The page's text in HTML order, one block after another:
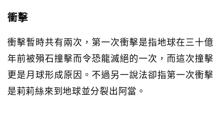
衝擊
衝擊暫時共有兩次，第一次衝擊是指地球在三十億
年前被殞石撞擊而令恐龍滅絕的一次，而這次撞擊
更是月球形成原因。不過另一說法卻指第一次衝擊
是莉莉絲來到地球並分裂出阿當。